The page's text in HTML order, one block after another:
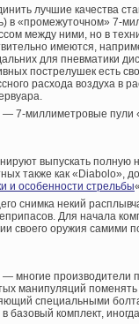
лучшие качества
в «промежуточном» 7-
между ними, но в
имеются,
для пневматики
пострелушек есть
расхода воздуха в
— 7-миллиметровые пули
выпускать полную
также как «Diabolo»,
и особенности стрельбы
снимка некий
Для начала
своего оружия самими
— многие
манипуляций
специальными
базовый комплект,